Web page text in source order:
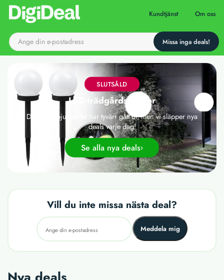
Till startsidan Kundtjänst Om oss
SLUTSÅLD
LED-trädgårdslampor
Det här erbjudandet har tyvärr gått ut, men vi släpper nya
deals varje dag!
Se alla nya deals
Vill du inte missa nästa deal?
Meddela mig